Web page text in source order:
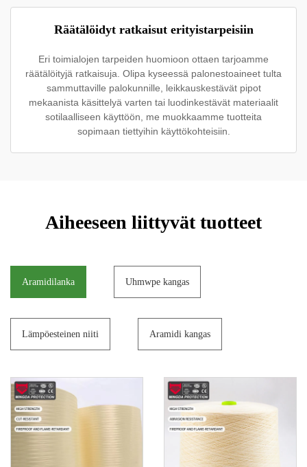
Räätälöidyt ratkaisut erityistarpeisiin
Eri toimialojen tarpeiden huomioon ottaen tarjoamme
räätälöityjä ratkaisuja. Olipa kyseessä palonestoaineet tulta
sammuttaville palokunnille, leikkauskestävät pipot
mekaanista käsittelyä varten tai luodinkestävät materiaalit
sotilaalliseen käyttöön, me muokkaamme tuotteita
sopimaan tiettyihin käyttökohteisiin.
Aiheeseen liittyvät tuotteet
Aramidilanka Uhmwpe kangas
Lämpöesteinen niiti Aramidi kangas